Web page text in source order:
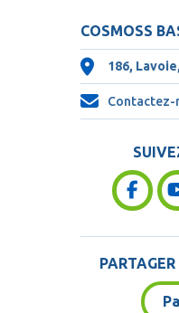
COSMOSS
186,
Contactez-